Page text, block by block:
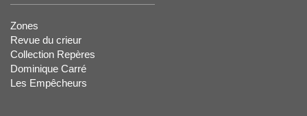
Zones
Revue du crieur
Collection Repères
Dominique Carré
Les Empêcheurs